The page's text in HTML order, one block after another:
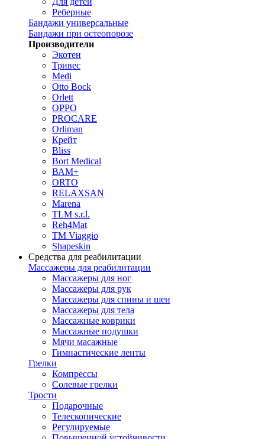
Реберные
Бандажи универсальные
Бандажи при остеопорозе
Производители
Экотен
Тривес
Medi
Otto Bock
Orlett
OPPO
PROCARE
Orliman
Крейт
Bliss
Bort Medical
ВАМ+
ORTO
RELAXSAN
Marena
TLM s.r.l.
Reh4Mat
TM Viaggio
Shapeskin
Средства для реабилитации
Массажеры для реабилитации
Массажеры для ног
Массажеры для рук
Массажеры для спины и шеи
Массажеры для тела
Массажные коврики
Массажные подушки
Мячи масажные
Гимнастические ленты
Грелки
Компрессы
Солевые грелки
Трости
Подарочные
Телескопические
Регулируемые